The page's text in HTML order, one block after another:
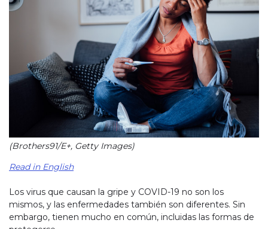
(Brothers91/E+, Getty Images)
Read in English
Los virus que causan la gripe y COVID-19 no son los
mismos, y las enfermedades también son diferentes. Sin
embargo, tienen mucho en común, incluidas las formas de